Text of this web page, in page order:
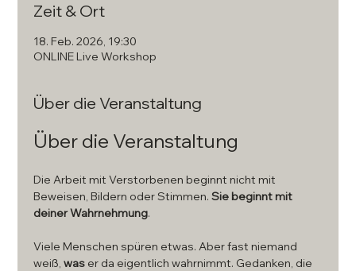
Zeit & Ort
18. Feb. 2026, 19:30
ONLINE Live Workshop
Über die Veranstaltung
Über die Veranstaltung
Die Arbeit mit Verstorbenen beginnt nicht mit
Beweisen, Bildern oder Stimmen. Sie beginnt mit
deiner Wahrnehmung.
Viele Menschen spüren etwas. Aber fast niemand
weiß, was er da eigentlich wahrnimmt. Gedanken, die